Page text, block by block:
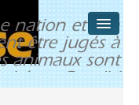
nation et son
être jugés à
animaux sont
» Gandhi